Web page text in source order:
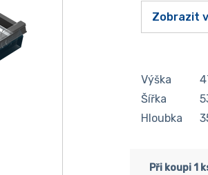
Zobrazit
Výška
Šířka
Hloubka
Při koupi 1